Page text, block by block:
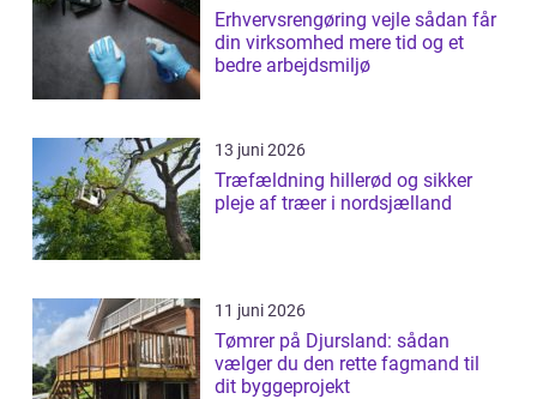
Erhvervsrengøring vejle sådan får
din virksomhed mere tid og et
bedre arbejdsmiljø
13 juni 2026
Træfældning hillerød og sikker
pleje af træer i nordsjælland
11 juni 2026
Tømrer på Djursland: sådan
vælger du den rette fagmand til
dit byggeprojekt